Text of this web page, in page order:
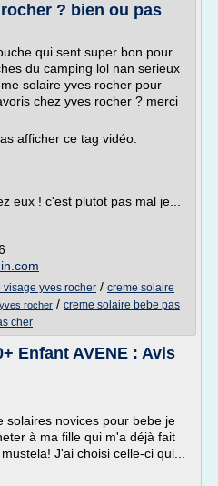
? bien ou pas
qui sent super bon pour
du camping lol nan serieux
solaire yves rocher pour
chez yves rocher ? merci
afficher ce tag vidéo.
eux ! c'est plutot pas mal je...
visage yves rocher / creme solaire
rocher / creme solaire bebe pas
cher
Enfant AVENE : Avis
solaires novices pour bebe je
à ma fille qui m'a déjà fait
J'ai choisi celle-ci qui...